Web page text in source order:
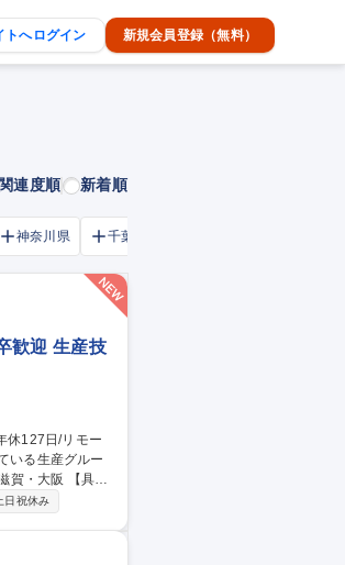
トへログイン 新規会員登録（無料）
関連度順 新着順
神奈川県 千葉市
歓迎 生産技
阪 【具体
導入／新設備
日祝休み